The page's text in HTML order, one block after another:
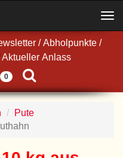
/ Abholpunkte /
Aktueller Anlass
0
navigation
Pute
6 - 10 kg / Truthahn